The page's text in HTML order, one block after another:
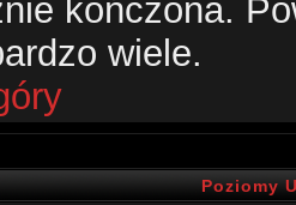
kończona.
wiele.
Poziomy